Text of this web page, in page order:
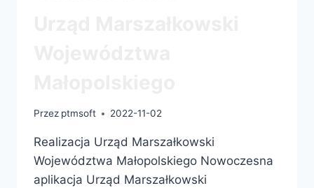
Przez ptmsoft 2022-11-02
Realizacja Urząd Marszałkowski
Województwa Małopolskiego Nowoczesna
aplikacja Urząd Marszałkowski